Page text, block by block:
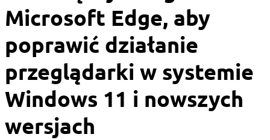
Microsoft Edge, aby
poprawić działanie
przeglądarki w systemie
Windows 11 i nowszych
wersjach